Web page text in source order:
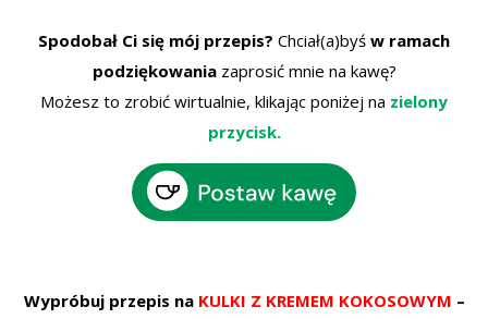
Spodobał Ci się mój przepis? Chciał(a)byś w ramach
podziękowaniazaprosić mnie na kawę?
Możesz to zrobić wirtualnie, klikając poniżej na zielony
przycisk.
Wypróbuj przepis na KULKI Z KREMEM KOKOSOWYM –